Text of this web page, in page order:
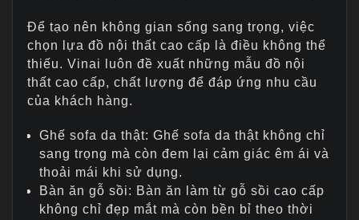
Để tạo nên không gian sống sang trọng, việc
chọn lựa đồ nội thất cao cấp là điều không thể
thiếu. Vinai luôn đề xuất những mẫu đồ nội
thất cao cấp, chất lượng để đáp ứng nhu cầu
của khách hàng.
Ghế sofa da thật: Ghế sofa da thật không chỉ
sang trọng mà còn đem lại cảm giác êm ái và
thoải mái khi sử dụng.
Bàn ăn gỗ sồi: Bàn ăn làm từ gỗ sồi cao cấp
không chỉ đẹp mắt mà còn bền bỉ theo thời